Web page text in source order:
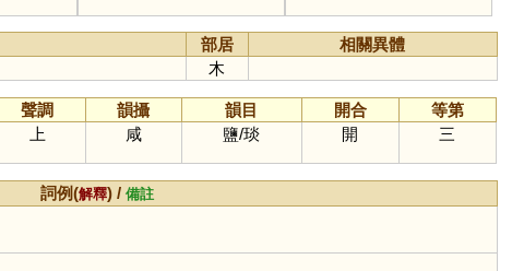
部居
相關異體
木
聲調 韻攝 韻目 開合
等第
上 咸 鹽/琰 開 三
詞例(解釋) /備註